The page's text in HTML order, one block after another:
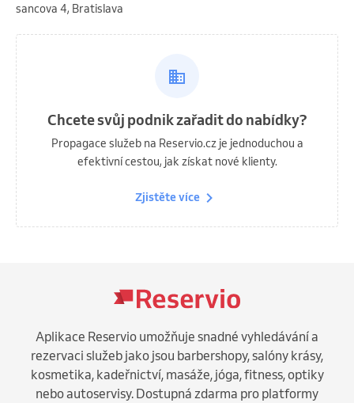
sancova 4, Bratislava
Chcete svůj podnik zařadit do nabídky?
Propagace služeb na Reservio.cz je jednoduchou a
efektivní cestou, jak získat nové klienty.
Zjistěte více
Aplikace Reservio umožňuje snadné vyhledávání a
rezervaci služeb jako jsou barbershopy, salóny krásy,
kosmetika, kadeřnictví, masáže, jóga, fitness, optiky
nebo autoservisy. Dostupná zdarma pro platformy